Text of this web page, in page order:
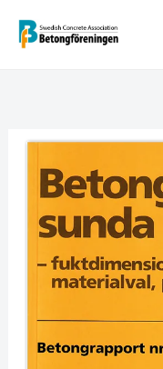
Nr
Betong
för
sunda
golv